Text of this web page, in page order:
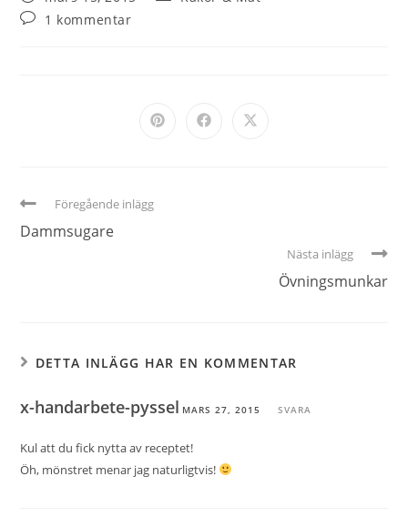
1 kommentar
Föregående inlägg
Dammsugare
Nästa inlägg
Övningsmunkar
DETTA INLÄGG HAR EN KOMMENTAR
x-handarbete-pyssel MARS 27, 2015 SVARA
Kul att du fick nytta av receptet!
Öh, mönstret menar jag naturligtvis!